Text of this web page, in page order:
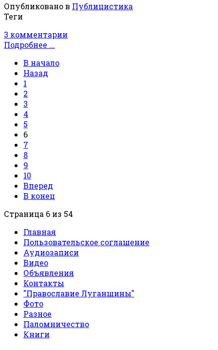
Опубликовано в Публицистика
Теги
3 комментарии
Подробнее ...
В начало
Назад
1
2
3
4
5
6
7
8
9
10
Вперед
В конец
Страница 6 из 54
Главная
Пользовательское соглашение
Аудиозаписи
Видео
Объявления
Контакты
"Православие Луганщины"
Фото
Разное
Паломничество
Книги